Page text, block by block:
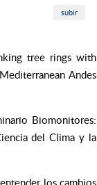
subir
tree rings with
Andes
Biomonitores:
del Clima y la
los cambios